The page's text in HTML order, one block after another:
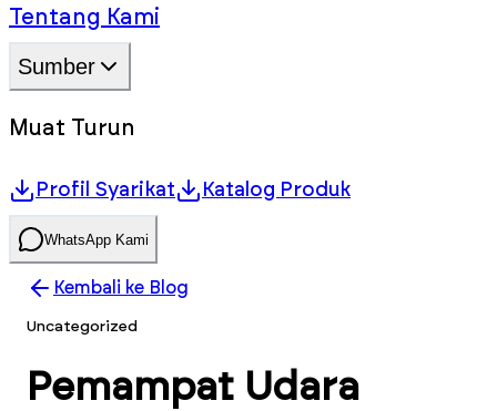
Tentang Kami
Sumber
Muat Turun
Profil Syarikat Katalog Produk
WhatsApp Kami
Kembali ke Blog
Uncategorized
Pemampat Udara